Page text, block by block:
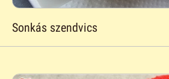
Sonkás szendvics